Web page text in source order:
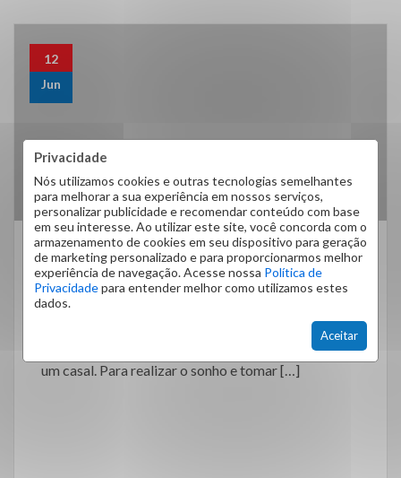
Privacidade
Nós utilizamos cookies e outras tecnologias semelhantes
para melhorar a sua experiência em nossos serviços,
personalizar publicidade e recomendar conteúdo com base
em seu interesse. Ao utilizar este site, você concorda com o
armazenamento de cookies em seu dispositivo para geração
de marketing personalizado e para proporcionarmos melhor
experiência de navegação. Acesse nossa Política de
Privacidadepara entender melhor como utilizamos estes
dados.
Aceitar
12
Jun
Dicas
6 Dicas Para Casais Ao Alugar O
Primeiro Imóvel
A escolha do lar é um dos maiores passos na vida de
um casal. Para realizar o sonho e tomar […]